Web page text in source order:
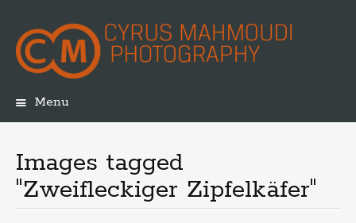
Menu
Images tagged
"Zweifleckiger Zipfelkäfer"